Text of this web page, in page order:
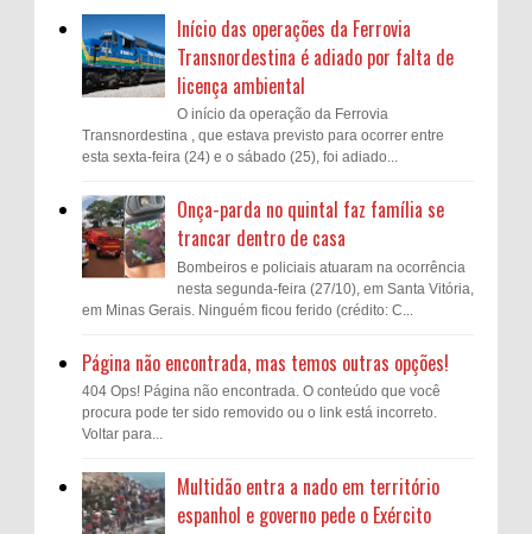
Início das operações da Ferrovia
Transnordestina é adiado por falta de
licença ambiental
O início da operação da Ferrovia
Transnordestina , que estava previsto para ocorrer entre
esta sexta-feira (24) e o sábado (25), foi adiado...
Onça-parda no quintal faz família se
trancar dentro de casa
Bombeiros e policiais atuaram na ocorrência
nesta segunda-feira (27/10), em Santa Vitória,
em Minas Gerais. Ninguém ficou ferido (crédito: C...
Página não encontrada, mas temos outras opções!
404 Ops! Página não encontrada. O conteúdo que você
procura pode ter sido removido ou o link está incorreto.
Voltar para...
Multidão entra a nado em território
espanhol e governo pede o Exército